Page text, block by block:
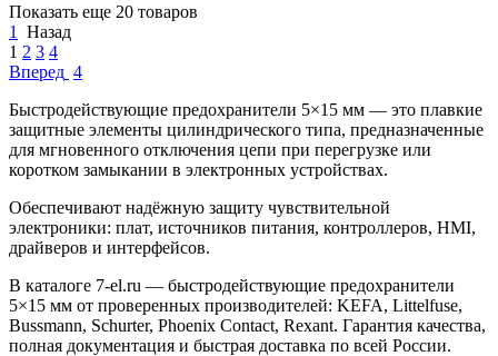
Показать еще 20 товаров
1
Назад
1 2 3 4
Вперед 4
Быстродействующие предохранители 5×15 мм — это плавкие
защитные элементы цилиндрического типа, предназначенные
для мгновенного отключения цепи при перегрузке или
коротком замыкании в электронных устройствах.
Обеспечивают надёжную защиту чувствительной
электроники: плат, источников питания, контроллеров, HMI,
драйверов и интерфейсов.
В каталоге 7-el.ru — быстродействующие предохранители
5×15 мм от проверенных производителей: KEFA, Littelfuse,
Bussmann, Schurter, Phoenix Contact, Rexant. Гарантия качества,
полная документация и быстрая доставка по всей России.